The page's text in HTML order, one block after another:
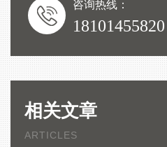
咨询热线：
18101455820
相关文章
ARTICLES